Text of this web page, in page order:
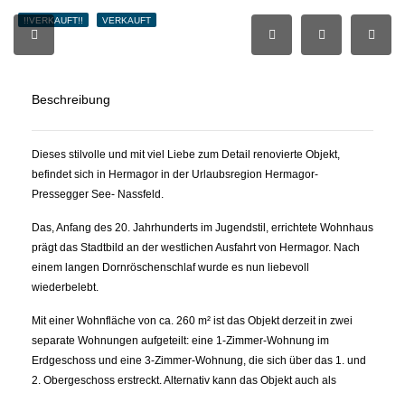
!!VERKAUFT!! VERKAUFT
Beschreibung
Dieses stilvolle und mit viel Liebe zum Detail renovierte Objekt,
befindet sich in Hermagor in der Urlaubsregion Hermagor-
Pressegger See- Nassfeld.
Das, Anfang des 20. Jahrhunderts im Jugendstil, errichtete Wohnhaus
prägt das Stadtbild an der westlichen Ausfahrt von Hermagor. Nach
einem langen Dornröschenschlaf wurde es nun liebevoll
wiederbelebt.
Mit einer Wohnfläche von ca. 260 m² ist das Objekt derzeit in zwei
separate Wohnungen aufgeteilt: eine 1-Zimmer-Wohnung im
Erdgeschoss und eine 3-Zimmer-Wohnung, die sich über das 1. und
2. Obergeschoss erstreckt. Alternativ kann das Objekt auch als